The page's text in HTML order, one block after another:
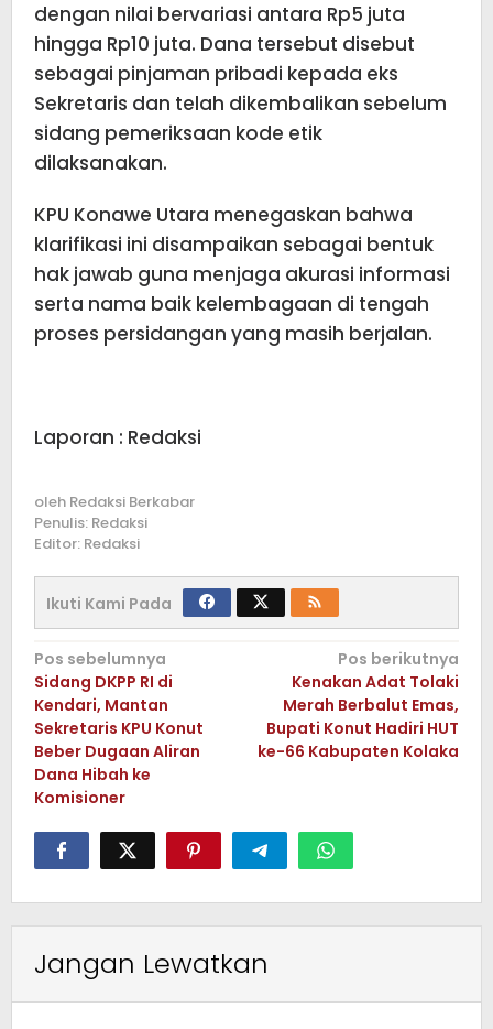
dengan nilai bervariasi antara Rp5 juta
hingga Rp10 juta. Dana tersebut disebut
sebagai pinjaman pribadi kepada eks
Sekretaris dan telah dikembalikan sebelum
sidang pemeriksaan kode etik
dilaksanakan.
KPU Konawe Utara menegaskan bahwa
klarifikasi ini disampaikan sebagai bentuk
hak jawab guna menjaga akurasi informasi
serta nama baik kelembagaan di tengah
proses persidangan yang masih berjalan.
Laporan : Redaksi
oleh Redaksi Berkabar
Penulis: Redaksi
Editor: Redaksi
Ikuti Kami Pada
Navigasi
pos
Pos sebelumnya
Sidang DKPP RI di
Kendari, Mantan
Sekretaris KPU Konut
Beber Dugaan Aliran
Dana Hibah ke
Komisioner
Pos berikutnya
Kenakan Adat Tolaki
Merah Berbalut Emas,
Bupati Konut Hadiri HUT
ke-66 Kabupaten Kolaka
Jangan Lewatkan